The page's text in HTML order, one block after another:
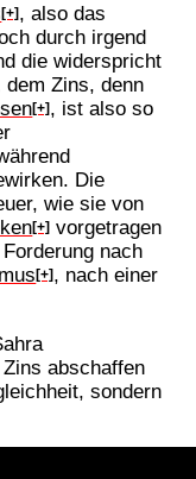
[+] , also das
durch irgend
die widerspricht
Zins, denn
[+] , ist also so
Die
wie sie von
[+] vorgetragen
nach
[+] , nach einer
abschaffen
sondern